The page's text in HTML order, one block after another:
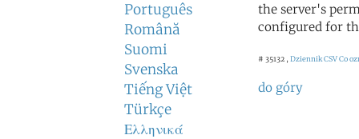
Português
Română
Suomi
Svenska
Tiếng Việt
Türkçe
Ελληνικά
the server's
configured for
# 35132 , Dziennik CSVCo
do góry